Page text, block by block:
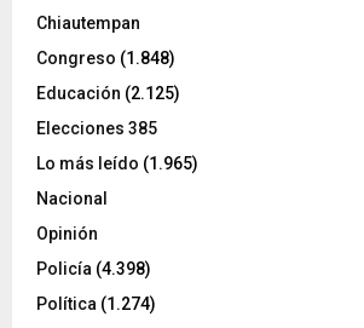
Chiautempan
Congreso (1.848)
Educación (2.125)
Elecciones 385
Lo más leído (1.965)
Nacional
Opinión
Policía (4.398)
Política (1.274)